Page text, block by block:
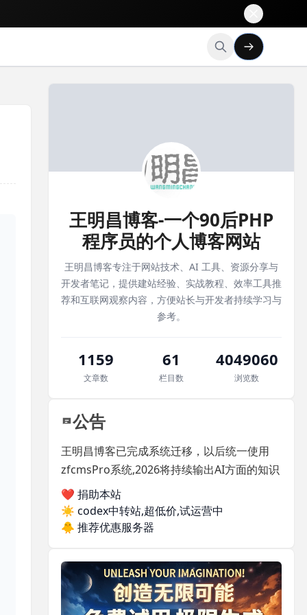
王明昌博客-一个90后PHP
程序员的个人博客网站
王明昌博客专注于网站技术、AI 工具、资源分享与
开发者笔记，提供建站经验、实战教程、效率工具推
荐和互联网观察内容，方便站长与开发者持续学习与
参考。
1159
文章数
61
栏目数
4049060
浏览数
公告
王明昌博客已完成系统迁移，以后统一使用
zfcmsPro系统,2026将持续输出AI方面的知识
❤️ 捐助本站
☀️ codex中转站,超低价,试运营中
🐥 推荐优惠服务器